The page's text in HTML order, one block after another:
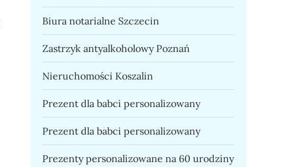
Biura notarialne Szczecin
Zastrzyk antyalkoholowy Poznań
Nieruchomości Koszalin
Prezent dla babci personalizowany
Prezent dla babci personalizowany
Prezenty personalizowane na 60 urodziny